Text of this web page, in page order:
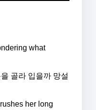
what
골라 입을까 망설
her long